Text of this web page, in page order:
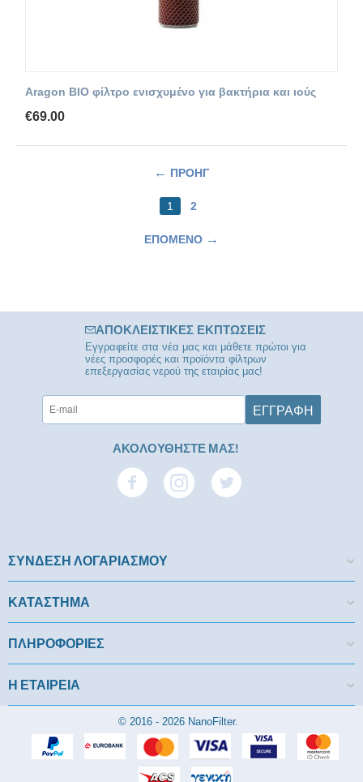
Aragon BIO φίλτρο ενισχυμένο για βακτήρια και ιούς
€69.00
ΠΡΟΗΓ
1 2
ΕΠΌΜΕΝΟ
ΑΠΟΚΛΕΙΣΤΙΚΈΣ ΕΚΠΤΏΣΕΙΣ
Εγγραφείτε στα νέα μας και μάθετε πρώτοι για
νέες προσφορές και προϊόντα φίλτρων
επεξεργασίας νερού της εταιρίας μας!
ΕΓΓΡΑΦΉ
ΑΚΟΛΟΥΘΗΣΤΕ ΜΑΣ!
ΣΥΝΔΕΣΗ ΛΟΓΑΡΙΑΣΜΟΥ​
ΚΑΤΑΣΤΗΜΑ
ΠΛΗΡΟΦΟΡΙΕΣ
Η ΕΤΑΙΡΕΙΑ​
© 2016 - 2026 NanoFilter.